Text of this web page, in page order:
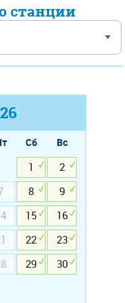
станции
Сб
Вс
1
2
8
9
15
16
22
23
29
30